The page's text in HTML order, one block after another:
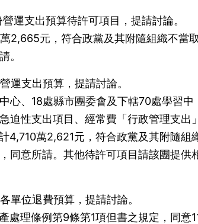
運支出預算待許可項目，提請討論。
2,665元，符合政黨及其附隨組織不當
。
運支出預算，提請討論。
心、18處縣市團委會及下轄70處學習中
迫性支出項目、經常費「行政管理支出
4,710萬2,621元，符合政黨及其附隨組
同意所請。其他待許可項目請該團提供
單位退費預算，提請討論。
處理條例第9條第1項但書之規定，同意